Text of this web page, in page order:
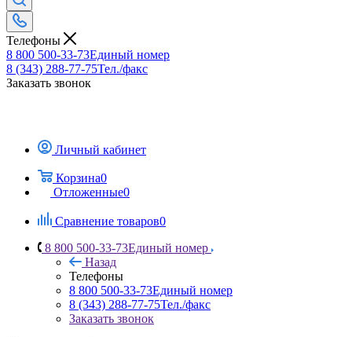
Телефоны
8 800 500-33-73Единый номер
8 (343) 288-77-75Тел./факс
Заказать звонок
Личный кабинет
Корзина0
Отложенные0
Сравнение товаров0
8 800 500-33-73Единый номер
Назад
Телефоны
8 800 500-33-73Единый номер
8 (343) 288-77-75Тел./факс
Заказать звонок